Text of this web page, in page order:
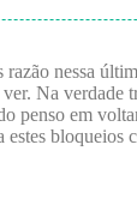
nessa
Na verdade
penso em
bloqueios